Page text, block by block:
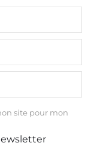
site pour mon